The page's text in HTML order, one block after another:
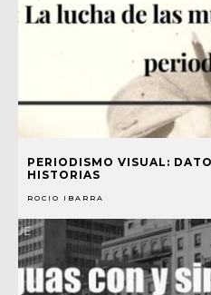
PERIODISMO VISUAL:
HISTORIAS
ROCIO IBARRA